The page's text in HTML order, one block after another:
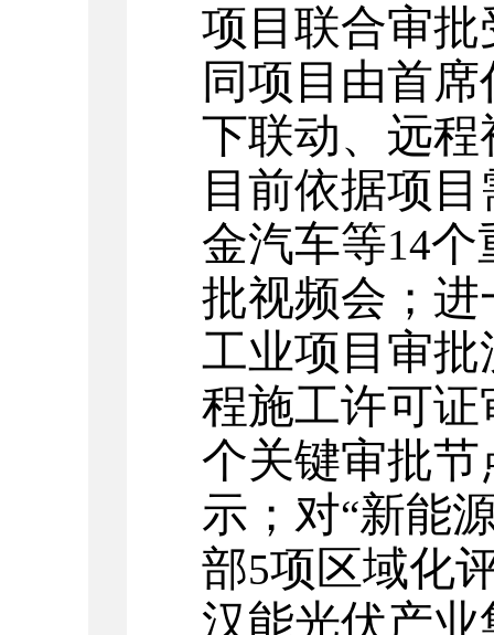
项目联合审
同项目由首
下联动、远程
目前依据项
金汽车等14个
批视频会；
工业项目审批
程施工许可
个关键审批
示；对“新能
部5项区域化
汉能光伏产